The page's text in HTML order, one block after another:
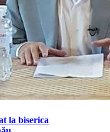
la biserica